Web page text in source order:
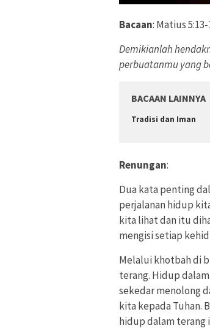
Bacaan: Matius 5:13-
Demikianlah
perbuatanmu yang
BACAAN LAINNYA
Tradisi dan Iman
Renungan:
Dua kata penting
perjalanan hidup
kita lihat dan itu
mengisi setiap
Melalui khotbah di
terang. Hidup
sekedar menolong
kita kepada Tuhan.
hidup dalam terang